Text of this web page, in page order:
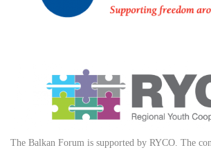
The Balkan Forum is supported by RYCO. The